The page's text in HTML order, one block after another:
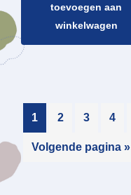
toevoegen aan
winkelwagen
1 2 3 4
Volgende pagina »